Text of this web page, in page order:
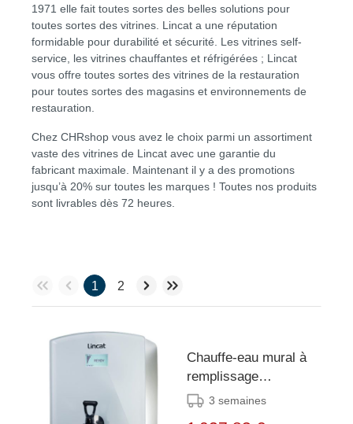
1971 elle fait toutes sortes des belles solutions pour
toutes sortes des vitrines. Lincat a une réputation
formidable pour durabilité et sécurité. Les vitrines self-
service, les vitrines chauffantes et réfrigérées ; Lincat
vous offre toutes sortes des vitrines de la restauration
pour toutes sortes des magasins et environnements de
restauration.
Chez CHRshop vous avez le choix parmi un assortiment
vaste des vitrines de Lincat avec une garantie du
fabricant maximale. Maintenant il y a des promotions
jusqu’à 20% sur toutes les marques ! Toutes nos produits
sont livrables dès 72 heures.
1 2
Chauffe-eau mural à
remplissage
automatique Lincat
3 semaines